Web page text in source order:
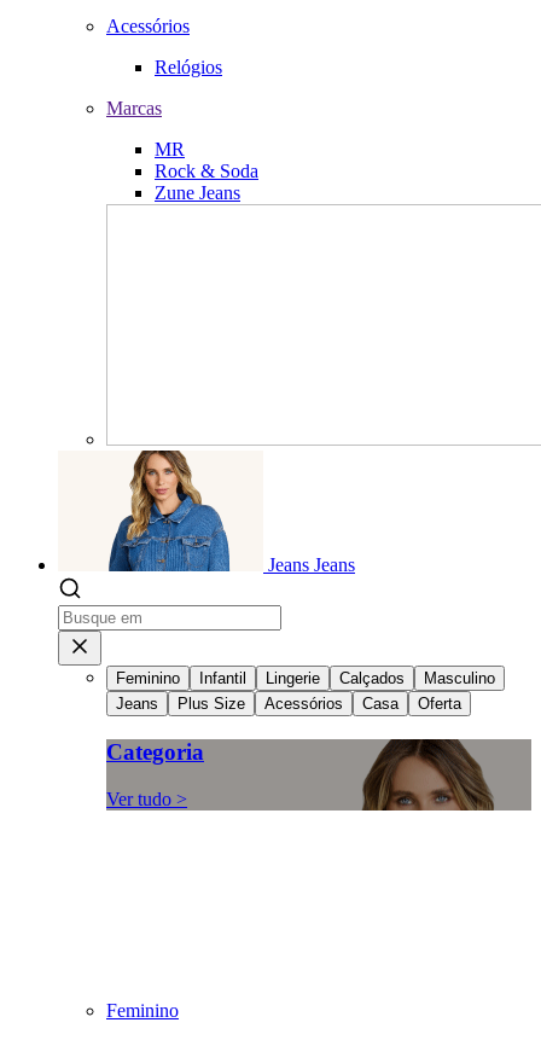
Acessórios
Relógios
Marcas
MR
Rock & Soda
Zune Jeans
Jeans Jeans
Feminino Infantil Lingerie Calçados
Masculino
Jeans
Plus Size Acessórios Casa Oferta
Categoria
Ver tudo >
Feminino